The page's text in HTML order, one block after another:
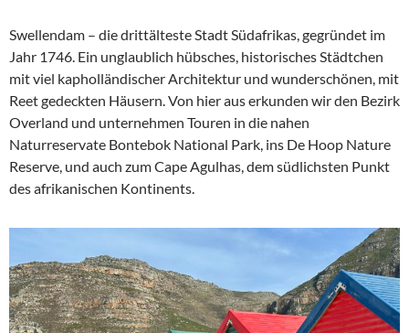
Swellendam – die drittälteste Stadt Südafrikas, gegründet im
Jahr 1746. Ein unglaublich hübsches, historisches Städtchen
mit viel kapholländischer Architektur und wunderschönen, mit
Reet gedeckten Häusern. Von hier aus erkunden wir den Bezirk
Overland und unternehmen Touren in die nahen
Naturreservate Bontebok National Park, ins De Hoop Nature
Reserve, und auch zum Cape Agulhas, dem südlichsten Punkt
des afrikanischen Kontinents.